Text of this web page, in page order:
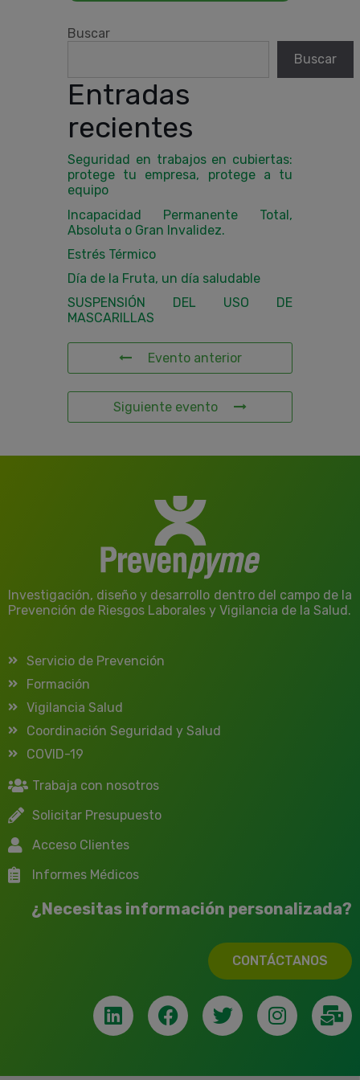
Buscar
Buscar
Entradas
recientes
Seguridad en trabajos en cubiertas:
protege tu empresa, protege a tu
equipo
Incapacidad Permanente Total,
Absoluta o Gran Invalidez.
Estrés Térmico
Día de la Fruta, un día saludable
SUSPENSIÓN DEL USO DE
MASCARILLAS
Evento anterior
Siguiente evento
Investigación, diseño y desarrollo dentro del campo de la
Prevención de Riesgos Laborales y Vigilancia de la Salud.
Servicio de Prevención
Formación
Vigilancia Salud
Coordinación Seguridad y Salud
COVID-19
Trabaja con nosotros
Solicitar Presupuesto
Acceso Clientes
Informes Médicos
¿Necesitas información personalizada?
CONTÁCTANOS